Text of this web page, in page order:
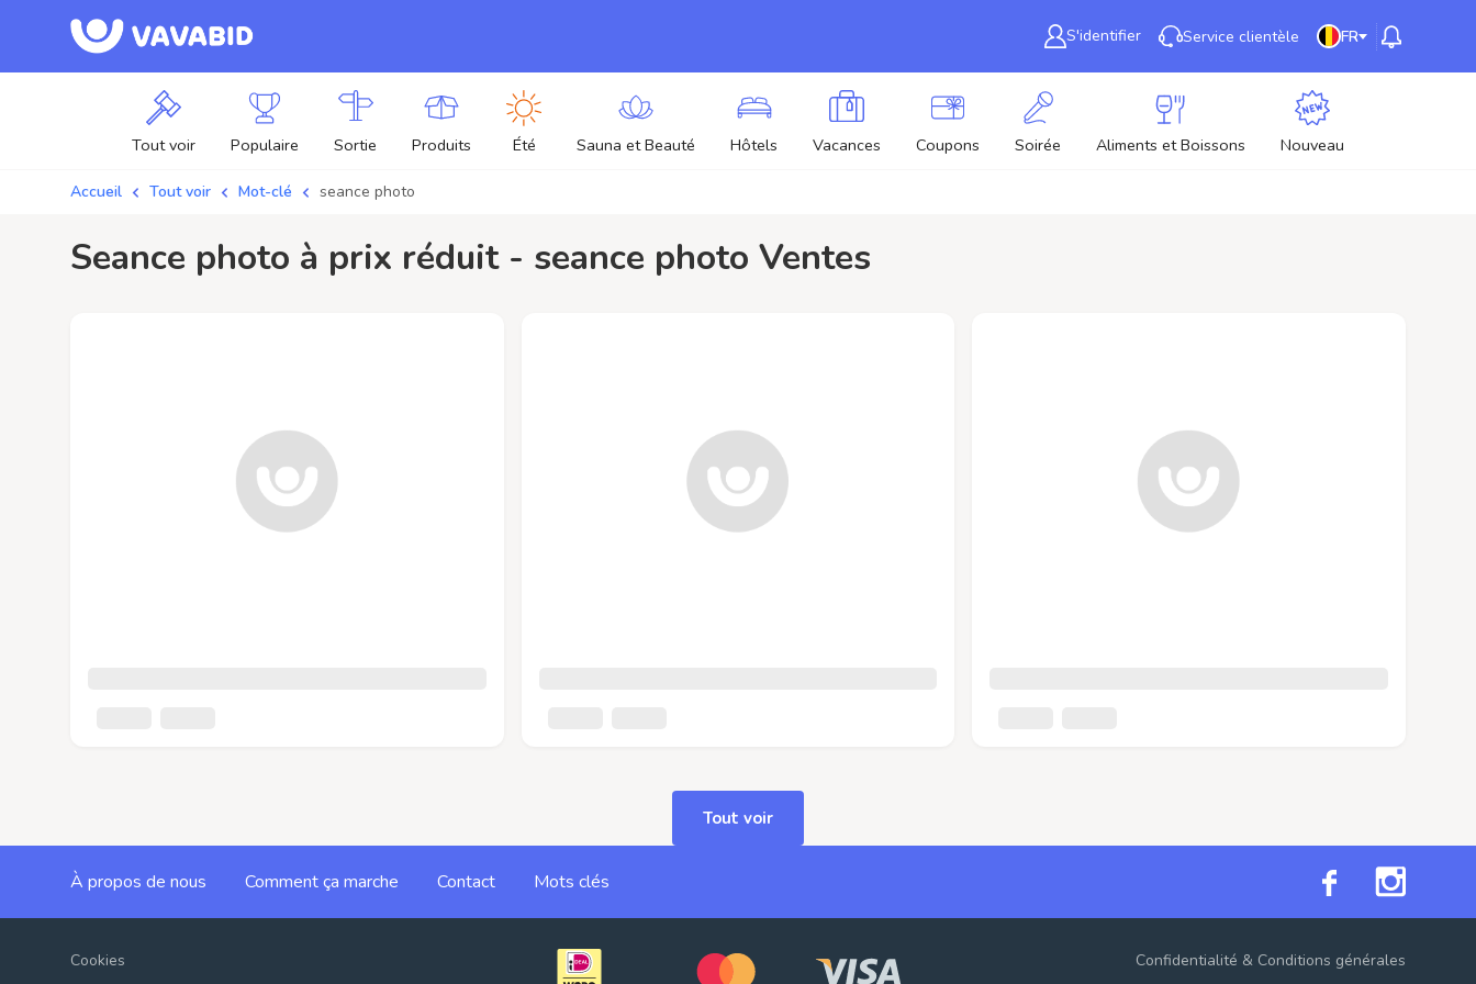
S'identifier Service clientèle FR
Tout voir Populaire Sortie Produits Été Sauna et Beauté Hôtels Vacances Coupons Soirée Aliments et Boissons Nouveau
Accueil Tout voir Mot-clé seance photo
seance photo à prix réduit - seance photo Ventes
Tout voir
À propos de nous Comment ça marche Contact Mots clés
Cookies Confidentialité & Conditions générales